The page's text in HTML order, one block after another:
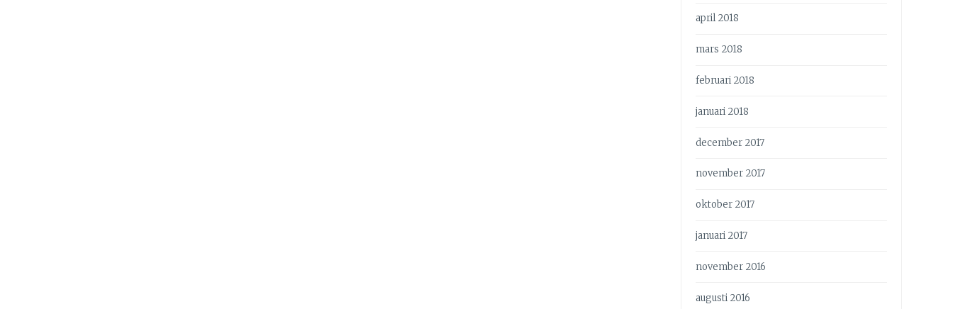
april 2018
mars 2018
februari 2018
januari 2018
december 2017
november 2017
oktober 2017
januari 2017
november 2016
augusti 2016